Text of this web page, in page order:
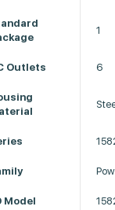
1
Outlets 6
Model